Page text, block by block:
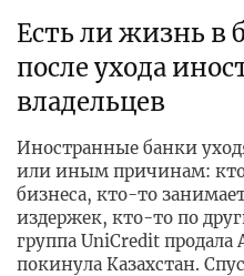
Есть ли жизнь в
после ухода
владельцев
Иностранные банки
или иным причинам:
бизнеса, кто-то
издержек, кто-то по
группа UniCredit продала
покинула Казахстан.